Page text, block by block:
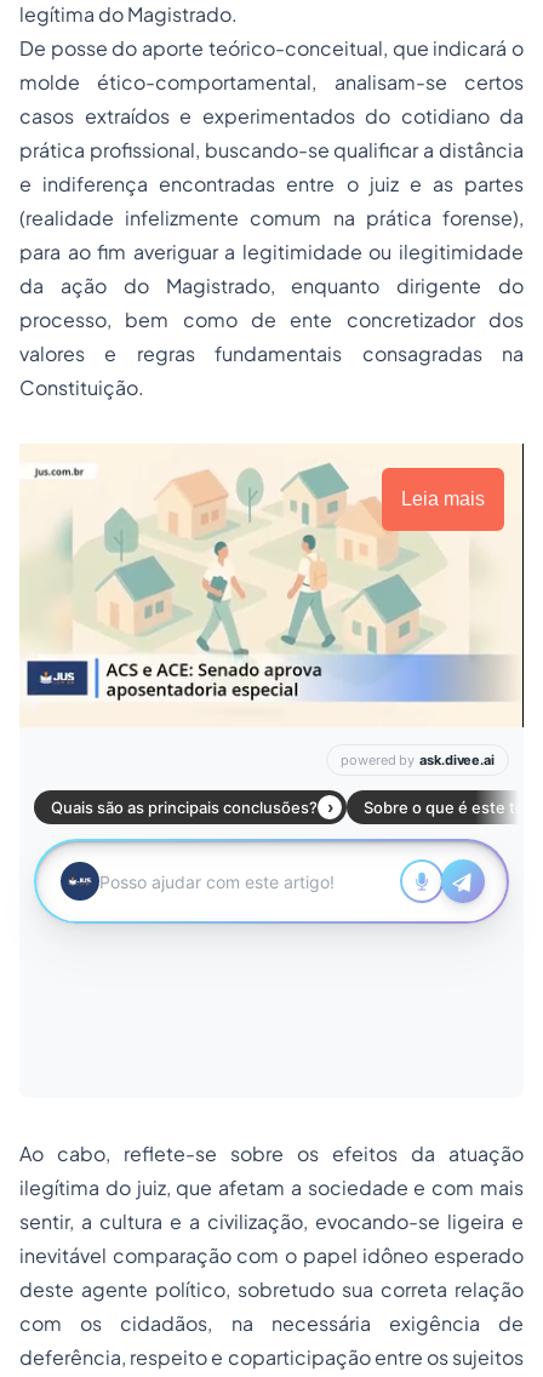
legítima do Magistrado.
De posse do aporte teórico-conceitual, que indicará o
molde ético-comportamental, analisam-se certos
casos extraídos e experimentados do cotidiano da
prática profissional, buscando-se qualificar a distância
e indiferença encontradas entre o juiz e as partes
(realidade infelizmente comum na prática forense),
para ao fim averiguar a legitimidade ou ilegitimidade
da ação do Magistrado, enquanto dirigente do
processo, bem como de ente concretizador dos
valores e regras fundamentais consagradas na
Constituição.
Leia mais
Ao cabo, reflete-se sobre os efeitos da atuação
ilegítima do juiz, que afetam a sociedade e com mais
sentir, a cultura e a civilização, evocando-se ligeira e
inevitável comparação com o papel idôneo esperado
deste agente político, sobretudo sua correta relação
com os cidadãos, na necessária exigência de
deferência, respeitoe coparticipaçãoentre os sujeitos